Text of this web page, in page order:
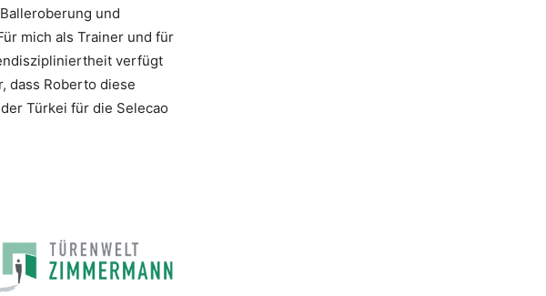
und
mich als Trainer und für
verfügt
dass Roberto diese
Türkei für die Selecao